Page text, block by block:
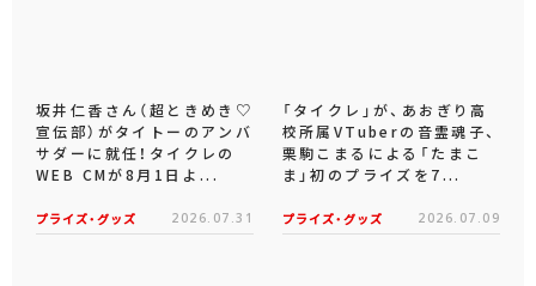
坂井仁香さん（超ときめき♡
宣伝部）がタイトーのアンバ
サダーに就任！タイクレの
WEB CMが8月1日よ...
プライズ・グッズ 2026.07.31
「タイクレ」が、あおぎり高
校所属VTuberの音霊魂子、
栗駒こまるによる「たまこ
ま」初のプライズを7...
プライズ・グッズ 2026.07.09